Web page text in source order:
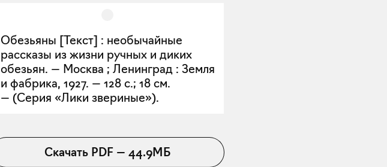
Обезьяны [Текст] : необычайные
рассказы из жизни ручных и диких
обезьян. — Москва ; Ленинград : Земля
и фабрика, 1927. — 128 с.; 18 см.
— (Серия «Лики звериные»).
Скачать PDF —44.9МБ